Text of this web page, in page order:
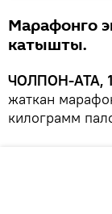
Марафонго
катышты.
ЧОЛПОН-АТА,
жаткан
килограмм